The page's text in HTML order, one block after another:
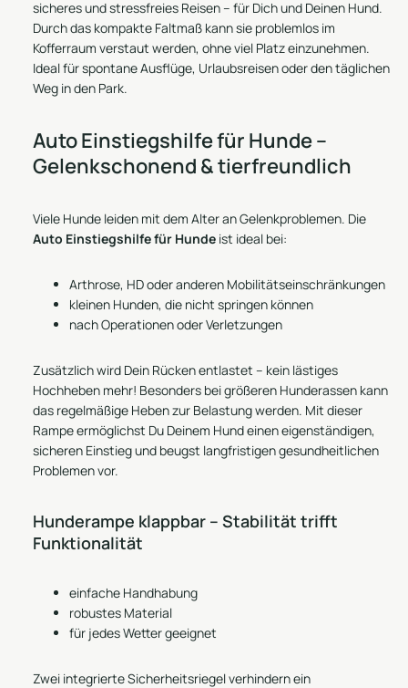
sicheres und stressfreies Reisen – für Dich und Deinen Hund.
Durch das kompakte Faltmaß kann sie problemlos im
Kofferraum verstaut werden, ohne viel Platz einzunehmen.
Ideal für spontane Ausflüge, Urlaubsreisen oder den täglichen
Weg in den Park.
Auto Einstiegshilfe für Hunde –
Gelenkschonend & tierfreundlich
Viele Hunde leiden mit dem Alter an Gelenkproblemen. Die
Auto Einstiegshilfe für Hunde ist ideal bei:
Arthrose, HD oder anderen Mobilitätseinschränkungen
kleinen Hunden, die nicht springen können
nach Operationen oder Verletzungen
Zusätzlich wird Dein Rücken entlastet – kein lästiges
Hochheben mehr! Besonders bei größeren Hunderassen kann
das regelmäßige Heben zur Belastung werden. Mit dieser
Rampe ermöglichst Du Deinem Hund einen eigenständigen,
sicheren Einstieg und beugst langfristigen gesundheitlichen
Problemen vor.
Hunderampe klappbar – Stabilität trifft
Funktionalität
einfache Handhabung
robustes Material
für jedes Wetter geeignet
Zwei integrierte Sicherheitsriegel verhindern ein